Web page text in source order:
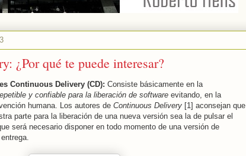
¿Por qué te puede interesar?
Continuous Delivery (CD): Consiste básicamente en la
y confiable para la liberación de software evitando, en la
humana. Los autores de Continuous Delivery [1] aconsejan que
parte para la liberación de una nueva versión sea la de pulsar el
será necesario disponer en todo momento de una versión de